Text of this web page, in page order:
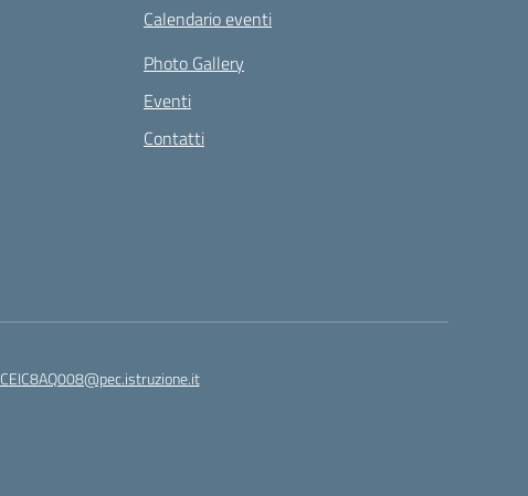
Calendario eventi
Photo Gallery
Eventi
Contatti
CEIC8AQ008@pec.istruzione.it